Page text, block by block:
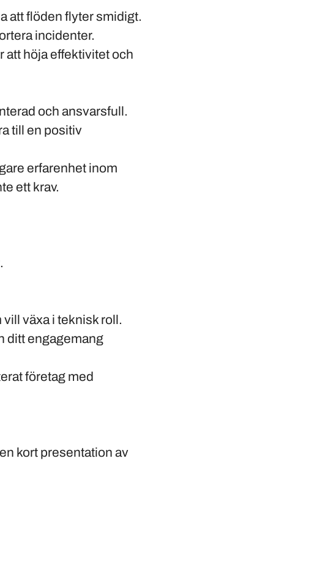
att flöden flyter smidigt.
incidenter.
att höja effektivitet och
och ansvarsfull.
till en positiv
erfarenhet inom
ett krav.
växa i teknisk roll.
ditt engagemang
företag med
kort presentation av